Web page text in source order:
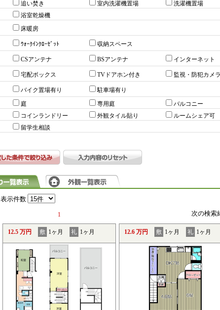
追い焚き 室内洗濯機置場
洗濯機置場
浴室乾燥機
床暖房
ｳｫｰｸｲﾝｸﾛｰｾﾞｯﾄ 収納スペース
CSアンテナ BSアンテナ インターネット
宅配ボックス TVドアホン付き 監視・防犯カメ
バイク置場有り 駐車場有り
庭 専用庭
バルコニー
コインランドリー 外観タイル貼り
ルームシェア可
留学生相談
表示件数
1 次の検
12.5 万円 敷 1ヶ月 礼 1ヶ月 12.6 万円 敷 1ヶ月 礼 1ヶ月